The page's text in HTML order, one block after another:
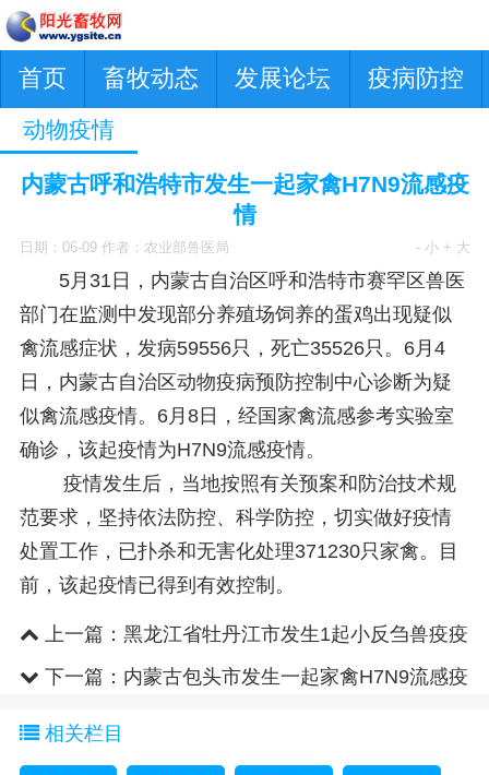
首页 畜牧动态 发展论坛 疫病防控
动物疫情
内蒙古呼和浩特市发生一起家禽H7N9流感疫
情
日期：06-09 作者：农业部兽医局 - 小 + 大
5月31日，内蒙古自治区呼和浩特市赛罕区兽医
部门在监测中发现部分养殖场饲养的蛋鸡出现疑似
禽流感症状，发病59556只，死亡35526只。6月4
日，内蒙古自治区动物疫病预防控制中心诊断为疑
似禽流感疫情。6月8日，经国家禽流感参考实验室
确诊，该起疫情为H7N9流感疫情。
疫情发生后，当地按照有关预案和防治技术规
范要求，坚持依法防控、科学防控，切实做好疫情
处置工作，已扑杀和无害化处理371230只家禽。目
前，该起疫情已得到有效控制。
上一篇： 黑龙江省牡丹江市发生1起小反刍兽疫疫
情 下一篇： 内蒙古包头市发生一起家禽H7N9流感疫
相关栏目